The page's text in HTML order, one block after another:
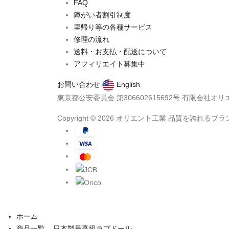
FAQ
障がい者割引制度
里帰り等の各種サービス
修理の流れ
送料・お支払・配送について
アフィリエイト募集中
お問い合わせ
English
東京都公安委員会 第306602615692号 有限会社オリ
Copyright © 2026 オリエント工業 品質を誇れるブラ
ホーム